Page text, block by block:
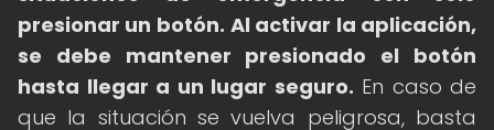
presionar un botón. Al activar la aplicación,
se debe mantener presionado el botón
hasta llegar a un lugar seguro. En caso de
que la situación se vuelva peligrosa, basta